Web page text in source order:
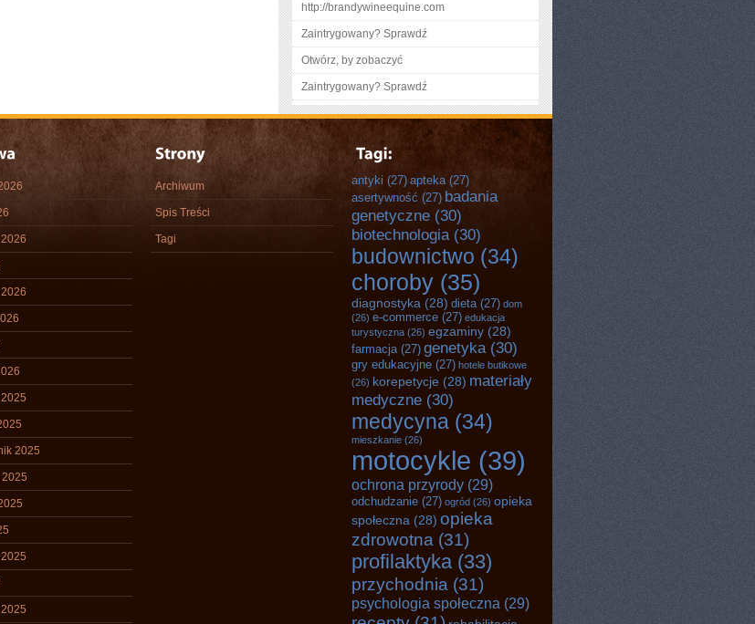
http://brandywineequine.com
Zaintrygowany? Sprawdź
Otwórz, by zobaczyć
Zaintrygowany? Sprawdź
2025
Archiwum
Spis Treści
Tagi
antyki (27) apteka(27)
asertywność (27) badania
genetyczne (30)
biotechnologia(30)
budownictwo (34)
choroby (35)
diagnostyka (28) dieta(27) dom
(26) e-commerce (27) edukacja
turystyczna (26) egzaminy (28)
farmacja(27) genetyka(30)
gry edukacyjne (27) hotele butikowe
(26) korepetycje (28) materiały
medyczne (30)
medycyna (34)
mieszkanie (26)
motocykle (39)
ochrona przyrody (29)
odchudzanie (27) ogród (26) opieka
społeczna (28) opieka
zdrowotna (31)
profilaktyka(33)
przychodnia (31)
psychologia społeczna (29)